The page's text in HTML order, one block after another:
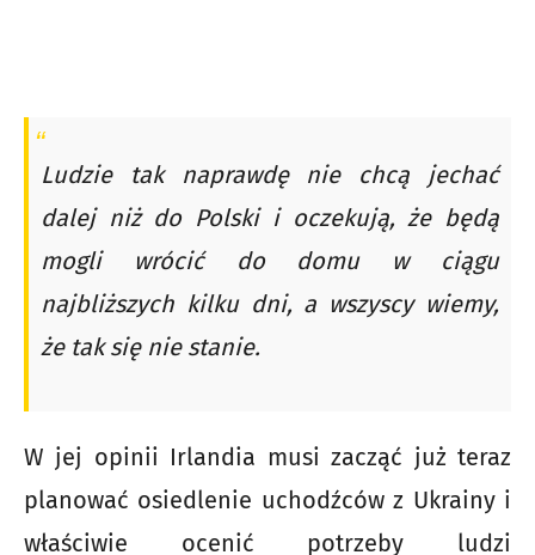
Ludzie tak naprawdę nie chcą jechać
dalej niż do Polski i oczekują, że będą
mogli wrócić do domu w ciągu
najbliższych kilku dni, a wszyscy wiemy,
że tak się nie stanie.
W jej opinii Irlandia musi zacząć już teraz
planować osiedlenie uchodźców z Ukrainy i
właściwie ocenić potrzeby ludzi